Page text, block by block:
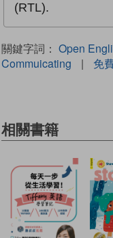
(RTL).
關鍵字詞： Open
Commuicating
| 免
相關書籍